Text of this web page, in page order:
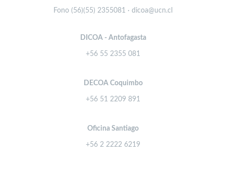
Fono (56)(55) 2355081 · dicoa@ucn.cl
DICOA - Antofagasta
+56 55 2355 081
DECOA Coquimbo
+56 51 2209 891
Oficina Santiago
+56 2 2222 6219